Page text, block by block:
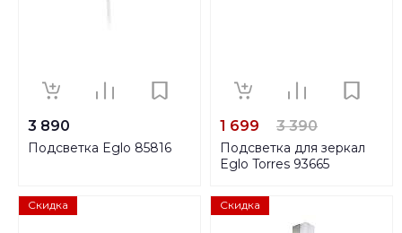
3 890
Подсветка Eglo 85816
1 699 3 390
Подсветка для зеркал
Eglo Torres 93665
Скидка Скидка